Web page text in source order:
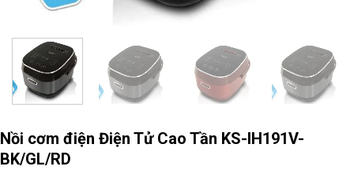
Nồi cơm điện Điện Tử Cao Tần KS-IH191V-
BK/GL/RD